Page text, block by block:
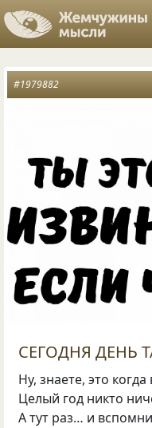
#1979882
СЕГОДНЯ ДЕНЬ
Ну, знаете, это
Целый год никто
А тут раз… и